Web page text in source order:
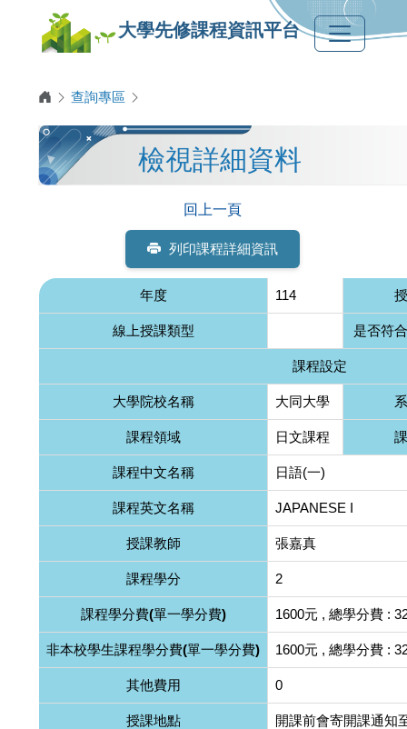
大學先修課程資訊平台
查詢專區
檢視詳細資料
回上一頁
列印課程詳細資訊
年度 114
線上授課類型 是否符
課程設定
大學院校名稱 大同大學
課程領域 日文課程
課程中文名稱 日語(一)
課程英文名稱 JAPANESE I
授課教師 張嘉真
課程學分 2
課程學分費(單一學分費) 1600元 , 總學分費 :
非本校學生課程學分費(單一學分費) 1600元 , 總學分費 :
其他費用 0
授課地點
開課前會寄開課通知